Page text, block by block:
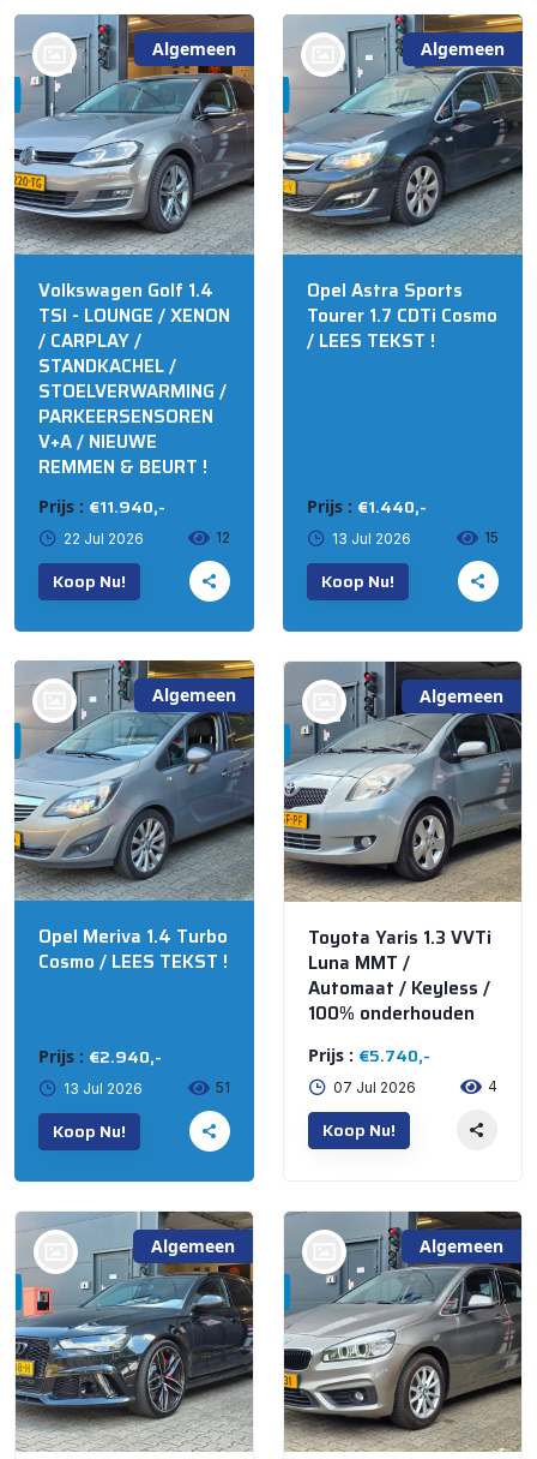
Algemeen
Volkswagen Golf 1.4
TSI - LOUNGE / XENON
/ CARPLAY /
STANDKACHEL /
STOELVERWARMING /
PARKEERSENSOREN
V+A / NIEUWE
REMMEN & BEURT !
Prijs : €11.940,-
22 Jul 2026 12
Koop Nu!
Algemeen
Opel Astra Sports
Tourer 1.7 CDTi Cosmo
/ LEES TEKST !
Prijs : €1.440,-
13 Jul 2026 15
Koop Nu!
Algemeen
Opel Meriva 1.4 Turbo
Cosmo / LEES TEKST !
Prijs : €2.940,-
13 Jul 2026 51
Koop Nu!
Algemeen
Toyota Yaris 1.3 VVTi
Luna MMT /
Automaat / Keyless /
100% onderhouden
Prijs : €5.740,-
07 Jul 2026 4
Koop Nu!
Algemeen
Algemeen